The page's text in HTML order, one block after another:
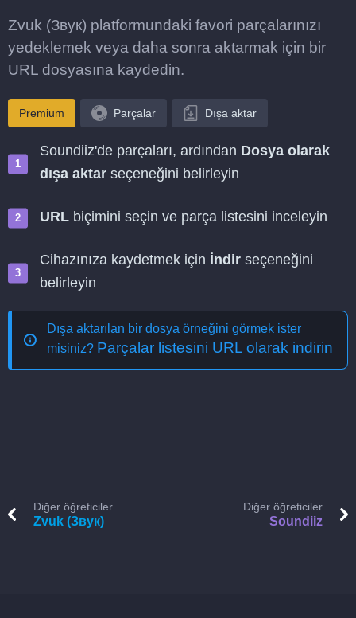
Zvuk (Звук) platformundaki favori parçalarınızı
yedeklemek veya daha sonra aktarmak için bir
URL dosyasına kaydedin.
Premium Parçalar Dışa aktar
Soundiiz'de parçaları, ardından Dosya olarak
dışa aktar seçeneğini belirleyin
URL biçimini seçin ve parça listesini inceleyin
Cihazınıza kaydetmek için İndir seçeneğini
belirleyin
Dışa aktarılan bir dosya örneğini görmek ister
misiniz? Parçalar listesini URL olarak indirin
Diğer öğreticiler
Zvuk (Звук)
Diğer öğreticiler
Soundiiz